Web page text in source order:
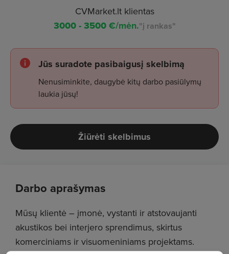
CVMarket.lt klientas
3000 - 3500€/mėn."į rankas"
Jūs suradote pasibaigusį skelbimą
Nenusiminkite, daugybė kitų darbo pasiūlymų
laukia jūsų!
Žiūrėti skelbimus
Darbo aprašymas
Mūsų klientė – įmonė, vystanti ir atstovaujanti
akustikos bei interjero sprendimus, skirtus
komerciniams ir visuomeniniams projektams.